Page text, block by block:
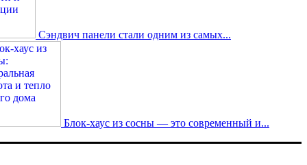
Сэндвич панели стали одним из самых...
Блок-хаус из сосны — это современный и...